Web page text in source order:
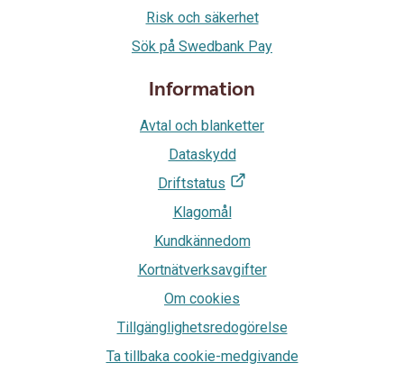
Risk och säkerhet
Sök på Swedbank Pay
Information
Avtal och blanketter
Dataskydd
Driftstatus
Klagomål
Kundkännedom
Kortnätverksavgifter
Om cookies
Tillgänglighetsredogörelse
Ta tillbaka cookie-medgivande